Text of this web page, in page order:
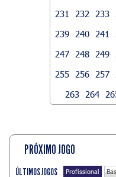
231
232 233
239
240 241
247
248 249
255
256 257
263
264
PRÓXIMO JOGO
ÚLTIMOS JOGOS Profissional